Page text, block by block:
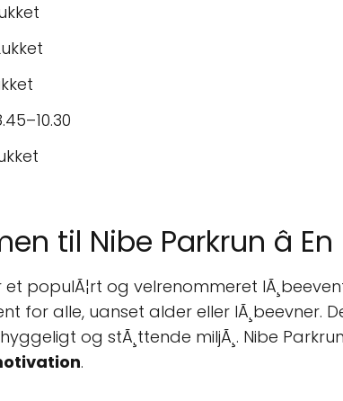
til Nibe Parkrun â
et populÃ¦rt og velrenommeret
for alle, uanset alder eller lÃ¸beevner.
og stÃ¸ttende miljÃ¸. Nibe
.